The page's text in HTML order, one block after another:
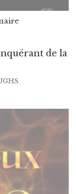
de la
: